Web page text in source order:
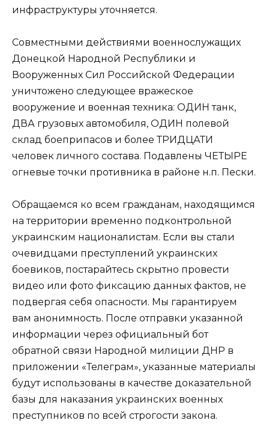
инфраструктуры уточняется.
Совместными действиями военнослужащих
Донецкой Народной Республики и
Вооруженных Сил Российской Федерации
уничтожено следующее вражеское
вооружение и военная техника: ОДИН танк,
ДВА грузовых автомобиля, ОДИН полевой
склад боеприпасов и более ТРИДЦАТИ
человек личного состава. Подавлены ЧЕТЫРЕ
огневые точки противника в районе н.п. Пески.
Обращаемся ко всем гражданам, находящимся
на территории временно подконтрольной
украинским националистам. Если вы стали
очевидцами преступлений украинских
боевиков, постарайтесь скрытно провести
видео или фото фиксацию данных фактов, не
подвергая себя опасности. Мы гарантируем
вам анонимность. После отправки указанной
информации через официальный бот
обратной связи Народной милиции ДНР в
приложении «Телеграм», указанные материалы
будут использованы в качестве доказательной
базы для наказания украинских военных
преступников по всей строгости закона.